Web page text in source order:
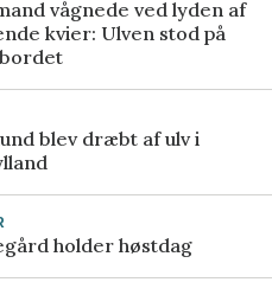
vågnede ved lyden af
kvier: Ulven stod på
blev dræbt af ulv i
holder høstdag